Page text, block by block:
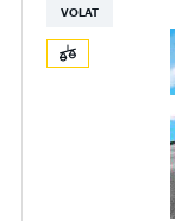
VOLAT